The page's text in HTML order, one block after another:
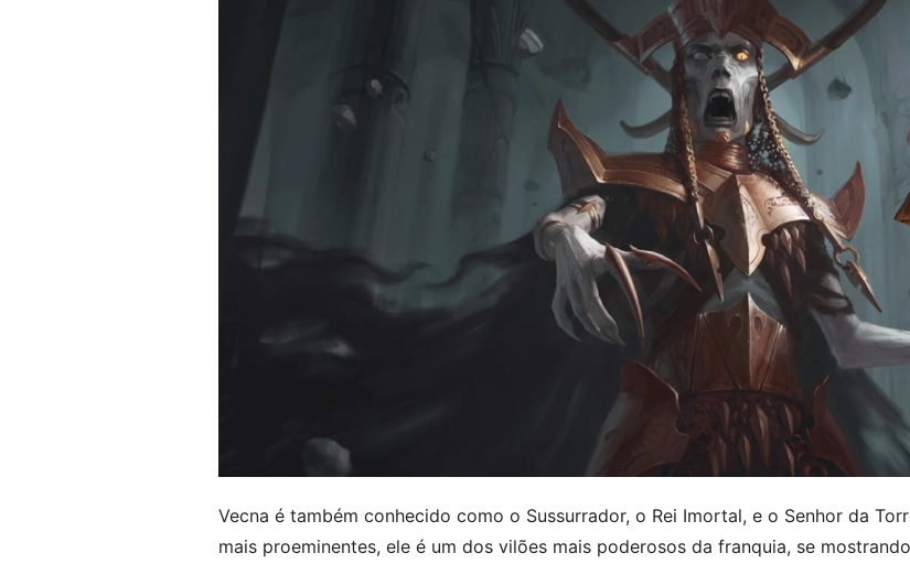
Vecna é também conhecido como o Sussurrador, o Rei Imortal, e o Senhor da
mais proeminentes, ele é um dos vilões mais poderosos da franquia, se